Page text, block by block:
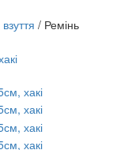
/ Ремінь